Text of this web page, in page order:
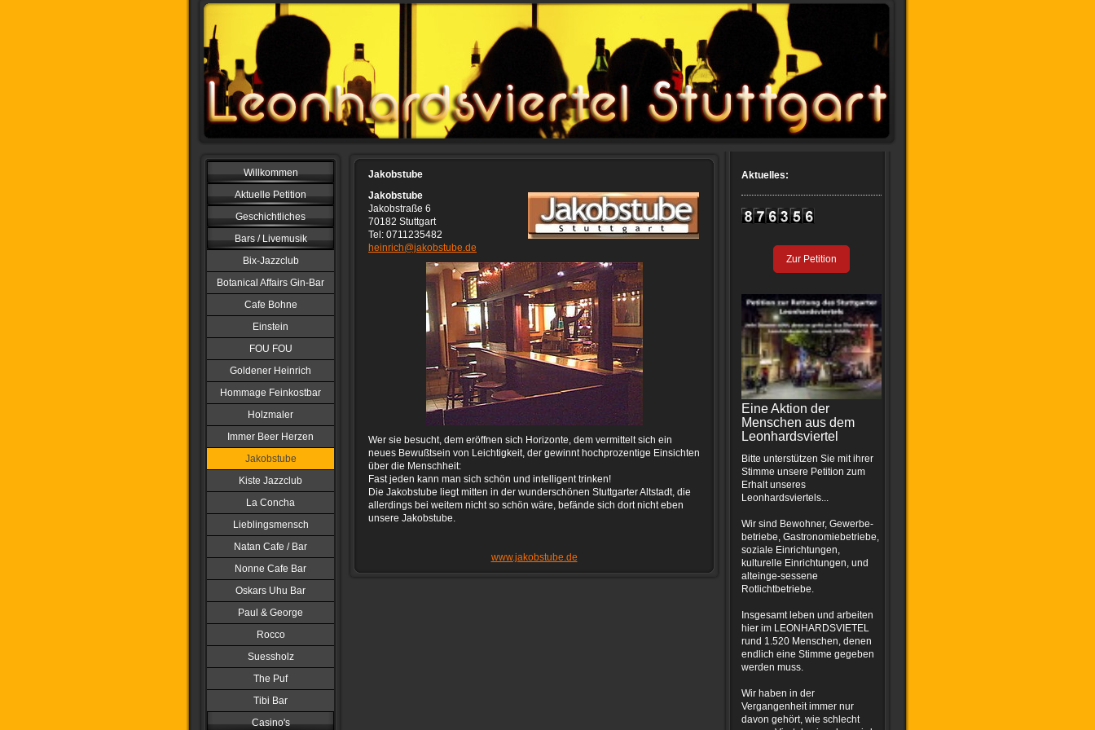
Willkommen
Aktuelle Petition
Geschichtliches
Bars / Livemusik
Bix-Jazzclub
Botanical Affairs Gin-Bar
Cafe Bohne
Einstein
FOU FOU
Goldener Heinrich
Hommage Feinkostbar
Holzmaler
Immer Beer Herzen
Jakobstube
Kiste Jazzclub
La Concha
Lieblingsmensch
Natan Cafe / Bar
Nonne Cafe Bar
Oskars Uhu Bar
Paul & George
Rocco
Suessholz
The Puf
Tibi Bar
Casino's
Jakobstube
Jakobstube
Jakobstraße 6
70182 Stuttgart
Tel: 0711235482
heinrich@jakobstube.de
Wer sie besucht, dem eröffnen sich Horizonte, dem vermittelt sich ein
neues Bewußtsein von Leichtigkeit, der gewinnt hochprozentige Einsichten
über die Menschheit:
Fast jeden kann man sich schön und intelligent trinken!
Die Jakobstube liegt mitten in der wunderschönen Stuttgarter Altstadt, die
allerdings bei weitem nicht so schön wäre, befände sich dort nicht eben
unsere Jakobstube.
www.jakobstube.de
Aktuelles:
Zur Petition
Eine Aktion der
Menschen aus dem
Leonhardsviertel
Bitte unterstützen Sie mit ihrer
Stimme unsere Petition zum
Erhalt unseres
Leonhardsviertels...
Wir sind Bewohner, Gewerbe-
betriebe, Gastronomiebetriebe,
soziale Einrichtungen,
kulturelle Einrichtungen, und
alteinge-sessene
Rotlichtbetriebe.
Insgesamt leben und arbeiten
hier im LEONHARDSVIETEL
rund 1.520 Menschen, denen
endlich eine Stimme gegeben
werden muss.
Wir haben in der
Vergangenheit immer nur
davon gehört, wie schlecht